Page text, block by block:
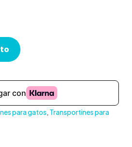
para gatos, Transportines para